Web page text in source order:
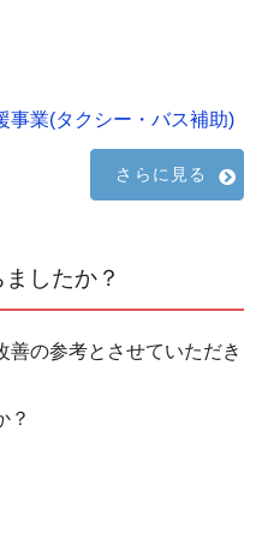
事業(タクシー・バス補助)
さらに見る
したか？
善の参考とさせていただき
？